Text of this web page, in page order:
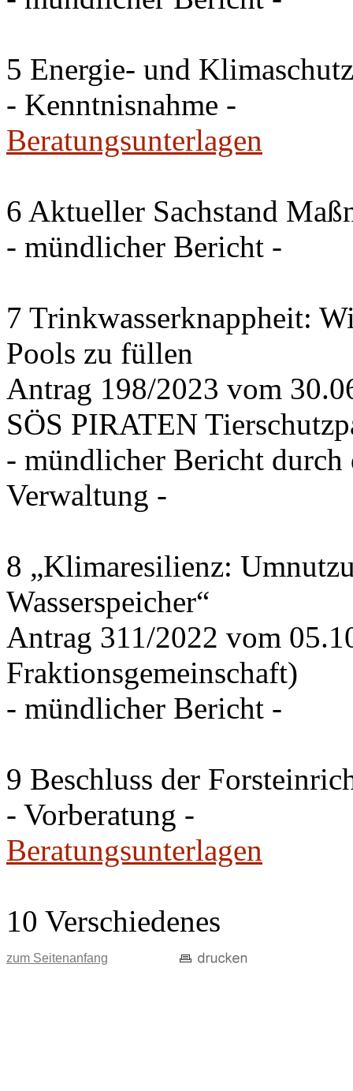
5 Energie- und
- Kenntnisnahme -
Beratungsunterlagen
6 Aktueller Sachstand
- mündlicher Bericht -
7 Trinkwasserknappheit:
Pools zu füllen
Antrag 198/2023 vom
SÖS PIRATEN
- mündlicher Bericht
Verwaltung -
8 „Klimaresilienz:
Wasserspeicher“
Antrag 311/2022 vom
Fraktionsgemeinschaft)
- mündlicher Bericht -
9 Beschluss der
- Vorberatung -
Beratungsunterlagen
10 Verschiedenes
zum Seitenanfang